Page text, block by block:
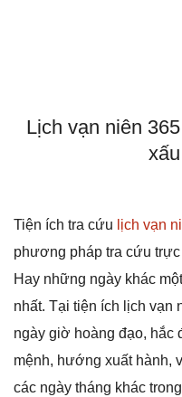
Lịch vạn niên
Tiện ích tra cứu lịch vạn
phương pháp tra cứu
Hay những ngày khác
nhất. Tại tiện ích lịch vạn
ngày giờ hoàng đạo, hắc
mệnh, hướng xuất hành,
các ngày tháng khác